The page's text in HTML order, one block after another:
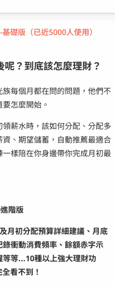
礎版（已近5000人使用）
？到底該怎麼理財？
每個月都在問的問題，他們不
怎麼開始。
薪水時，該如何分配、分配多
、期望儲蓄，自動推薦最適合
樣陪在你身邊帶你完成月初最
階版
月初分配預算詳細建議、月底
衝動消費頻率、餘額赤字示
等...10種以上強大理財功
看不到！